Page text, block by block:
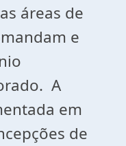
áreas de
e
A
em
de